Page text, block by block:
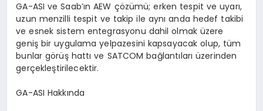
GA-ASI ve Saab’ın AEW çözümü; erken tespit ve uyarı,
uzun menzilli tespit ve takip ile aynı anda hedef takibi
ve esnek sistem entegrasyonu dahil olmak üzere
geniş bir uygulama yelpazesini kapsayacak olup, tüm
bunlar görüş hattı ve SATCOM bağlantıları üzerinden
gerçekleştirilecektir.
GA-ASI Hakkında